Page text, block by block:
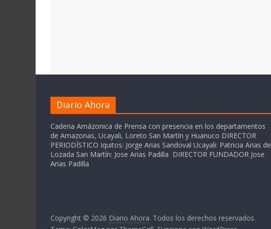
Diario Ahora
Cadena Amázonica de Prensa con presencia en los departamentos
de Amazonas, Ucayali, Loreto San Martín y Huanuco DIRECTOR
PERIODÍSTICO Iquitos: Jorge Arias Sandoval Ucayali: Patricia Arias de
Lozada San Martín: Jose Arias Padilla DIRECTOR FUNDADOR Jose
Arias Padilla
Copyright © 2026 Diario Ahora. Todos los derechos reservados.